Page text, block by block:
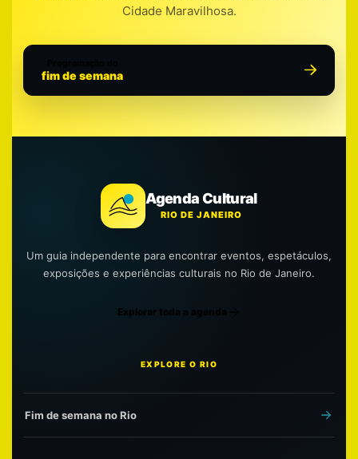
Cidade Maravilhosa.
fim de semana
Agenda Cultural
RIO DE JANEIRO
Um guia independente para encontrar eventos, espetáculos,
exposições e experiências culturais no Rio de Janeiro.
Explorar toda a agenda
EXPLORE O RIO
Fim de semana no Rio